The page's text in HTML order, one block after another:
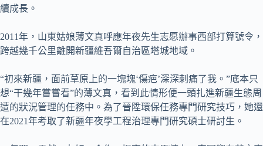
續成長。
2011年，山東姑娘薄文真呼應年夜先生志愿辦事西部打算號令，
跨越幾千公里離開新疆維吾爾自治區塔城地域。
“初來新疆，面前草原上的一塊塊‘傷疤’深深刺痛了我。”底本只
想“干幾年嘗嘗看”的薄文真，看到此情形便一頭扎進新疆生態周
遭的狀況管理的任務中。為了晉陞環保任務專門研究技巧，她還
在2021年考取了新疆年夜學工程治理專門研究碩士研討生。